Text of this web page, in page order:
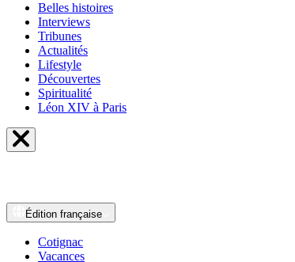
Belles histoires
Interviews
Tribunes
Actualités
Lifestyle
Découvertes
Spiritualité
Léon XIV à Paris
Édition française
Cotignac
Vacances